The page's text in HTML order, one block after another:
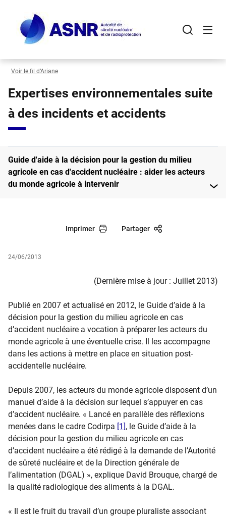
contenu
principal
Voir le fil d’Ariane
Expertises environnementales suite
à des incidents et accidents
Guide d'aide à la décision pour la gestion du milieu
agricole en cas d'accident nucléaire : aider les acteurs
du monde agricole à intervenir
Imprimer Partager
24/06/2013
(Dernière mise à jour : Juillet 2013)
Publié en 2007 et actualisé en 2012, le Guide d’aide à la
décision pour la gestion du milieu agricole en cas
d’accident nucléaire a vocation à préparer les acteurs du
monde agricole à une éventuelle crise. Il les accompagne
dans les actions à mettre en place en situation post-
accidentelle nucléaire.
Depuis 2007, les acteurs du monde agricole disposent d’un
manuel d’aide à la décision sur lequel s’appuyer en cas
d’accident nucléaire. « Lancé en parallèle des réflexions
menées dans le cadre Codirpa [1], le Guide d’aide à la
décision pour la gestion du milieu agricole en cas
d’accident nucléaire a été rédigé à la demande de l’Autorité
de sûreté nucléaire et de la Direction générale de
l’alimentation (DGAL) », explique David Brouque, chargé de
la qualité radiologique des aliments à la DGAL.
« Il est le fruit du travail d’un groupe pluraliste associant